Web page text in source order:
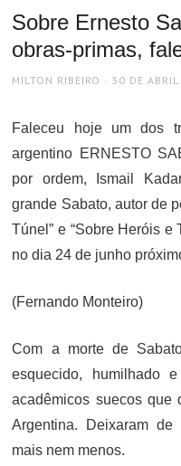
Sobre Ernesto
obras-primas,
AUTHOR
MILTON RIBEIRO
POSTED
30 DE
Faleceu hoje um dos
argentino ERNESTO
por ordem, Ismail
grande Sabato, autor de
Túnel” e “Sobre Heróis e
no dia 24 de junho
(Fernando Monteiro)
Com a morte de
esquecido, humilhado
acadêmicos suecos
Argentina. Deixaram
mais nem menos.